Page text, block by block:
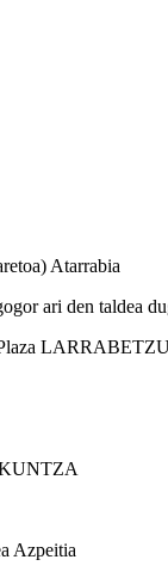
Atarrabia
ari den taldea
Azpeitia